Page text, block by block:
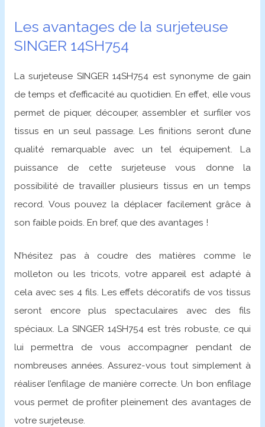
Les avantages de la surjeteuse
SINGER 14SH754
La surjeteuse SINGER 14SH754 est synonyme de gain
de temps et d’efficacité au quotidien. En effet, elle vous
permet de piquer, découper, assembler et surfiler vos
tissus en un seul passage. Les finitions seront d’une
qualité remarquable avec un tel équipement. La
puissance de cette surjeteuse vous donne la
possibilité de travailler plusieurs tissus en un temps
record. Vous pouvez la déplacer facilement grâce à
son faible poids. En bref, que des avantages !
N’hésitez pas à coudre des matières comme le
molleton ou les tricots, votre appareil est adapté à
cela avec ses 4 fils. Les effets décoratifs de vos tissus
seront encore plus spectaculaires avec des fils
spéciaux. La SINGER 14SH754 est très robuste, ce qui
lui permettra de vous accompagner pendant de
nombreuses années. Assurez-vous tout simplement à
réaliser l’enfilage de manière correcte. Un bon enfilage
vous permet de profiter pleinement des avantages de
votre surjeteuse.